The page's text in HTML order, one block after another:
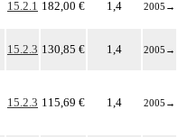
15.2.1 182,00 € 1,4 2005 →
15.2.3 130,85 € 1,4 2005 →
15.2.3 115,69 € 1,4 2005 →